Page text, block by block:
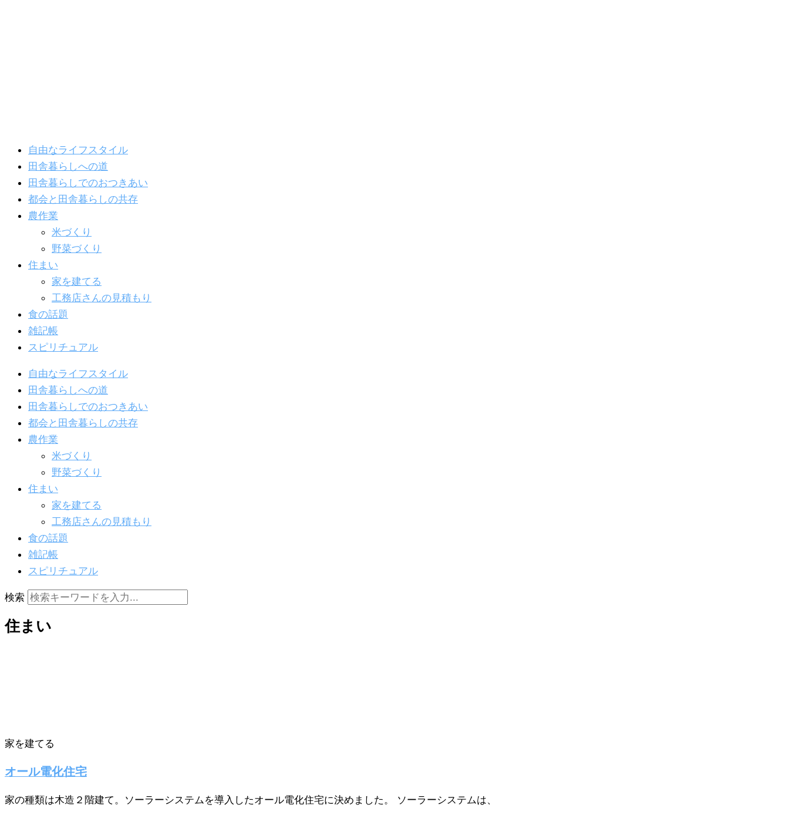
自由なライフスタイル
田舎暮らしへの道
田舎暮らしでのおつきあい
都会と田舎暮らしの共存
農作業
米づくり
野菜づくり
住まい
家を建てる
工務店さんの見積もり
食の話題
雑記帳
スピリチュアル
自由なライフスタイル
田舎暮らしへの道
田舎暮らしでのおつきあい
都会と田舎暮らしの共存
農作業
米づくり
野菜づくり
住まい
家を建てる
工務店さんの見積もり
食の話題
雑記帳
スピリチュアル
検索
住まい
家を建てる
オール電化住宅
家の種類は木造２階建て。ソーラーシステムを導入したオール電化住宅に決めました。 ソーラーシステムは、